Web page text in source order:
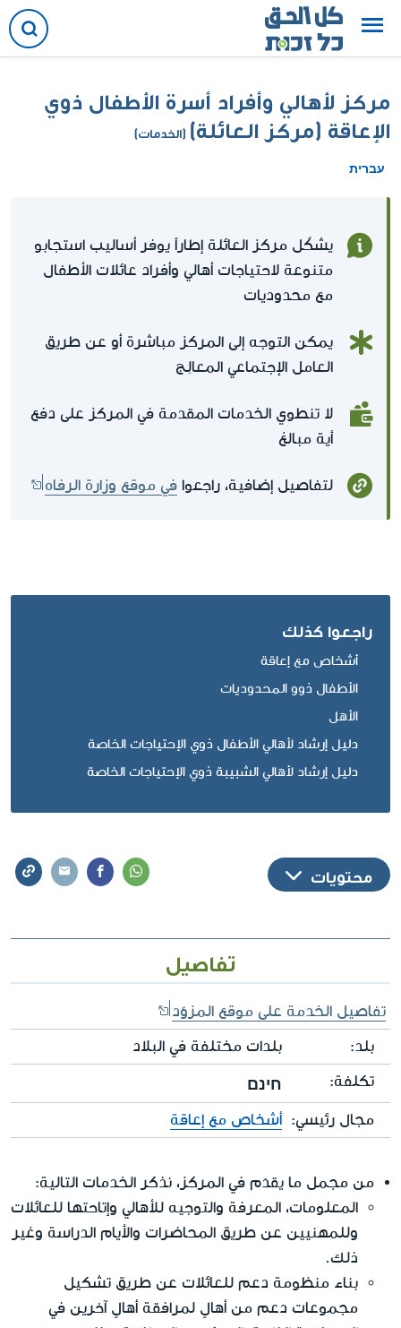
مركز لأهالي وأفراد أسرة الأطفال ذوي
الإعاقة (مركز العائلة) (الخدمات)
עברית
يشكّل مركز العائلة إطاراً يوفر أساليب استجابو
متنوعة لاحتياجات أهالي وأفراد عائلات الأطفال
مع محدوديات
يمكن التوجه إلى المركز مباشرة أو عن طريق
العامل الإجتماعي المعالِج
لا تنطوي الخدمات المقدمة في المركز على دفع
أية مبالغ
لتفاصيل إضافية، راجعوا في موقع وزارة الرفاه
راجعوا كذلك
أشخاص مع إعاقة
الأطفال ذوو المحدوديات
الأهل
دليل إرشاد لأهالي الأطفال ذوي الإحتياجات الخاصة
دليل إرشاد لأهالي الشبيبة ذوي الإحتياجات الخاصة
محتويات
تفاصيل
تفاصيل الخدمة على موقع المزوّد
بلد: بلدات مختلفة في البلاد
تكلفة: חינם
مجال رئيسي: أشخاص مع إعاقة
من مجمل ما يقدَم في المركز، نذكر الخدمات التالية:
المعلومات، المعرفة والتوجيه للأهالي وإتاحتها للعائلات
وللمهنيين عن طريق المحاضرات والأيام الدراسة وغير
ذلك.
بناء منظومة دعم للعائلات عن طريق تشكيل
مجموعات دعم من أهالٍ لمرافقة أهالٍ آخرين في